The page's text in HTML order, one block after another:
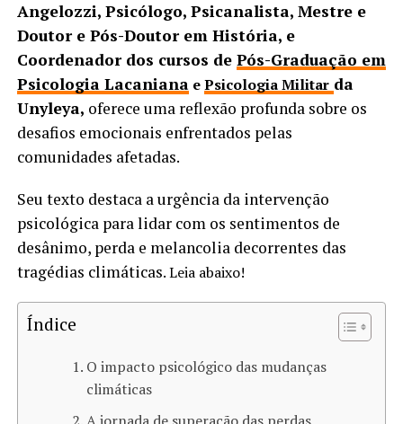
Angelozzi, Psicólogo, Psicanalista, Mestre e
Doutor e Pós-Doutor em História, e
Coordenador dos cursos de Pós-Graduação em
Psicologia LacanianaePsicologia Militar da
Unyleya, oferece uma reflexão profunda sobre os
desafios emocionais enfrentados pelas
comunidades afetadas.
Seu texto destaca a urgência da intervenção
psicológica para lidar com os sentimentos de
desânimo, perda e melancolia decorrentes das
tragédias climáticas.Leia abaixo!
Índice
O impacto psicológico das mudanças
climáticas